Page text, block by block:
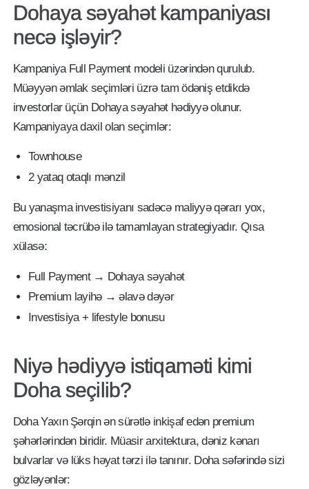
Dohaya səyahət kampaniyası
necə işləyir?
Kampaniya Full Payment modeli üzərindən qurulub.
Müəyyən əmlak seçimləri üzrə tam ödəniş etdikdə
investorlar üçün Dohaya səyahət hədiyyə olunur.
Kampaniyaya daxil olan seçimlər:
Townhouse
2 yataq otaqlı mənzil
Bu yanaşma investisiyanı sadəcə maliyyə qərarı yox,
emosional təcrübə ilə tamamlayan strategiyadır. Qısa
xülasə:
Full Payment → Dohaya səyahət
Premium layihə → əlavə dəyər
Investisiya + lifestyle bonusu
Niyə hədiyyə istiqaməti kimi
Doha seçilib?
Doha Yaxın Şərqin ən sürətlə inkişaf edən premium
şəhərlərindən biridir. Müasir arxitektura, dəniz kənarı
bulvarlar və lüks həyat tərzi ilə tanınır. Doha səfərində sizi
gözləyənlər: